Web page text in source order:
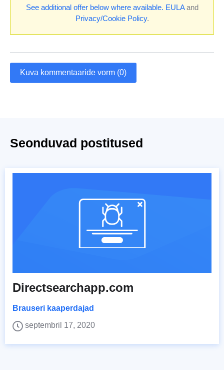
See additional offer below where available. EULAand
Privacy/Cookie Policy.
Kuva kommentaaride vorm (0)
Seonduvad postitused
Directsearchapp.com
Brauseri kaaperdajad
septembril 17, 2020